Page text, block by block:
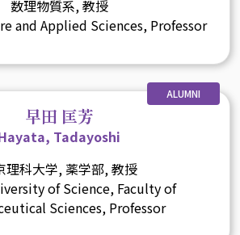
数理物質系, 教授
and Applied Sciences, Professor
ALUMNI
早田 匡芳
Tadayoshi
理科大学, 薬学部, 教授
of Science, Faculty of
Sciences, Professor